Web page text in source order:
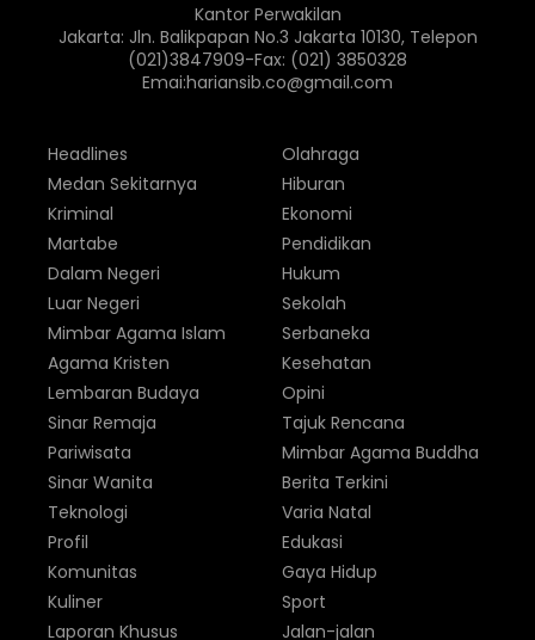
Kantor Perwakilan
Jakarta: Jln. Balikpapan No.3 Jakarta 10130, Telepon
(021)3847909-Fax: (021) 3850328
Emai:hariansib.co@gmail.com
Headlines
Medan Sekitarnya
Kriminal
Martabe
Dalam Negeri
Luar Negeri
Olahraga
Hiburan
Ekonomi
Pendidikan
Hukum
Sekolah
Mimbar Agama Islam
Agama Kristen
Lembaran Budaya
Sinar Remaja
Pariwisata
Sinar Wanita
Serbaneka
Kesehatan
Opini
Tajuk Rencana
Mimbar Agama Buddha
Berita Terkini
Teknologi
Profil
Komunitas
Kuliner
Laporan Khusus
Varia Natal
Edukasi
Gaya Hidup
Sport
Jalan-jalan